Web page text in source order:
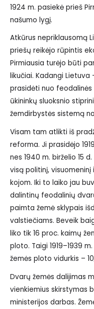
1924 m. pasiekė prieš
našumo lygį.
Atkūrus nepriklausomą
priešų reikėjo rūpintis
Pirmiausia turėjo būti
likučiai. Kadangi
prasidėti nuo
ūkininkų sluoksnio
žemdirbystės sistemą
Visam tam atlikti iš
reforma. Ji prasidėjo
nes 1940 m. birželio 15
visą politinį,
kojom. Iki to laiko jau
dalintinų feodalinių
paimta žemė sklypais
valstiečiams. Beveik
liko tik 16 proc. kaimų
ploto. Taigi 1919–1939
žemės ploto vidurkis –
Dvarų žemės dalijimas
vienkiemius skirstymas
ministerijos darbas.